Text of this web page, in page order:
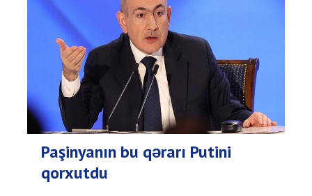
Paşinyanın bu qərarı Putini
qorxutdu